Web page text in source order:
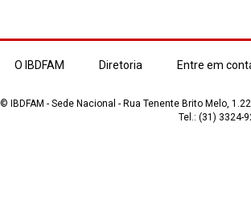
O IBDFAM Diretoria Entre em
© IBDFAM - Sede Nacional - Rua Tenente Brito Melo,
Tel.: (31) 3324-